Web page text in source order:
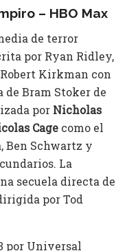
– HBO Max
de terror
por Ryan Ridley,
Kirkman con
de Bram Stoker de
por Nicholas
Cage como el
Ben Schwartz y
La
secuela directa de
por Tod
por Universal